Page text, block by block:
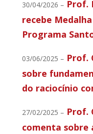
30/04/2026 – Prof.
recebe
Programa
03/06/2025 – Prof.
sobre
do raciocínio
27/02/2025 – Prof.
comenta sobre